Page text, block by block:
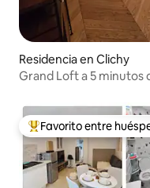
Residencia en Clichy
Grand Loft a 5 minutos
De los mejores en
Favorito entre